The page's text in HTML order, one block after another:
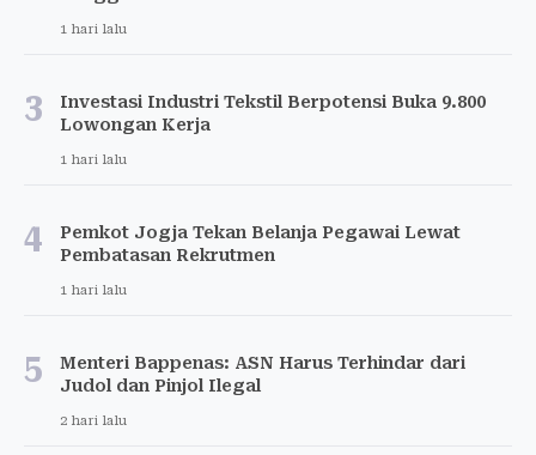
1 hari lalu
3
Investasi Industri Tekstil Berpotensi Buka 9.800
Lowongan Kerja
1 hari lalu
4
Pemkot Jogja Tekan Belanja Pegawai Lewat
Pembatasan Rekrutmen
1 hari lalu
5
Menteri Bappenas: ASN Harus Terhindar dari
Judol dan Pinjol Ilegal
2 hari lalu